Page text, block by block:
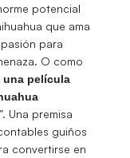
potencial
que ama
para
O como
una película
Una premisa
guiños
convertirse en